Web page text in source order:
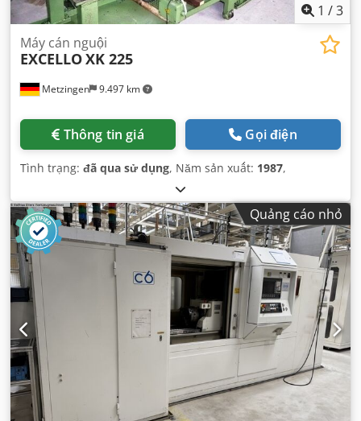
1 /3
Metzingen 9.497 km
Máy cán nguội
EXCELLOXK 225
Thông tin giá Gọi điện
Tình trạng: đã qua sử dụng, Năm sản xuất: 1987,
Quảng cáo nhỏ